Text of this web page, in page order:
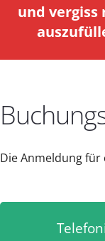
und vergiss
Die Anmeldung für